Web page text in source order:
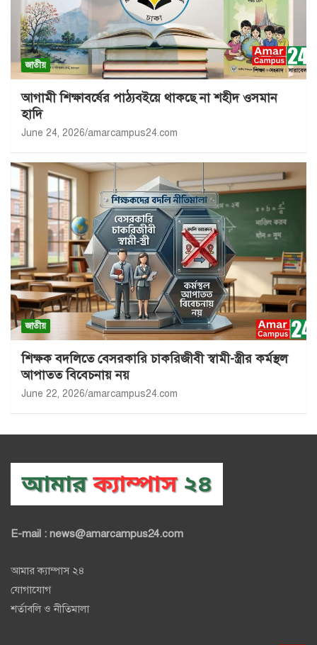
জাতীয়
আগামী শিক্ষাবর্ষের পাঠ্যবইয়ে থাকছে না শহীদ ওসমান
হাদি
June 24, 2026 amarcampus24.com
জাতীয়
শিক্ষক বদলিতে বেসরকারি চাকরিজীবী স্বামী-স্ত্রীর কর্মস্থল
আপাতত বিবেচনায় নয়
June 22, 2026 amarcampus24.com
E-mail : news@amarcampus24.com
আমার ক্যাম্পাস ২৪
যোগাযোগ
শর্তাবলি ও নীতিমালা